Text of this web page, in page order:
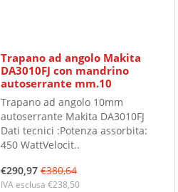
Trapano ad angolo Makita
DA3010FJ con mandrino
autoserrante mm.10
Trapano ad angolo 10mm
autoserrante Makita DA3010FJ
Dati tecnici :Potenza assorbita:
450 WattVelocit..
€290,97 €380,64
IVA esclusa €238,50